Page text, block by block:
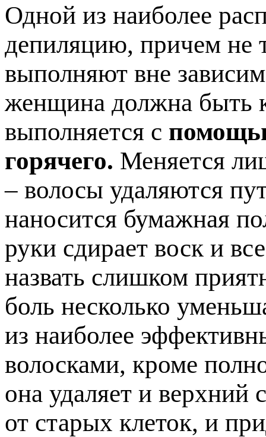
Одной из наиболее
депиляцию, причем не
выполняют вне
женщина должна быть
выполняется с
горячего. Меняется
– волосы удаляются
наносится бумажная
руки сдирает воск и
назвать слишком
боль несколько
из наиболее
волосками, кроме
она удаляет и верхний
от старых клеток, и